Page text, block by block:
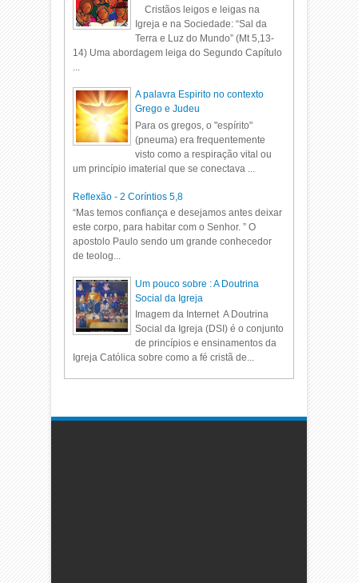
Cristãos leigos e leigas na
Igreja e na Sociedade: “Sal da
Terra e Luz do Mundo” (Mt 5,13-
14) Uma abordagem leiga do Segundo Capítulo
A palavra Espirito no contexto
Grego e Judeu
Para os gregos, o "espírito"
(pneuma) era frequentemente
visto como a respiração vital ou
um princípio imaterial que se conectava ...
Reflexão - 2 Coríntios 5,8
“Mas temos confiança e desejamos antes deixar
este corpo, para habitar com o Senhor. ” O
apostolo Paulo sendo um grande conhecedor
de teolog...
Um pouco sobre : A Doutrina
Social da Igreja
Imagem da Internet A Doutrina
Social da Igreja (DSI) é o conjunto
de princípios e ensinamentos da
Igreja Católica sobre como a fé cristã de...